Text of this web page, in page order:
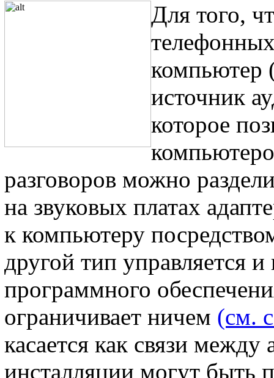
Для того,
компьютер
источник
которое
разговоров можно
на звуковых платах
к компьютеру
другой тип управляется
программного
ограничивает ничем (см.
касается как связи
инсталляции могут быть